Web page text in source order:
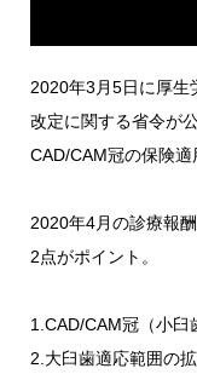
2020年3月5日に厚生
改定に関する省令が
CAD/CAM冠の保険適
2020年4月の診療報
2点がポイント。
1.CAD/CAM冠（小
2.大臼歯適応範囲の